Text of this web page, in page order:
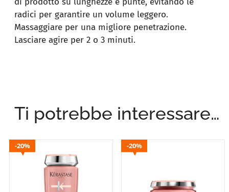
radici per garantire un volume leggero.
Massaggiare per una migliore penetrazione.
Lasciare agire per 2 o 3 minuti.
Ti potrebbe interessare…
20% 20%